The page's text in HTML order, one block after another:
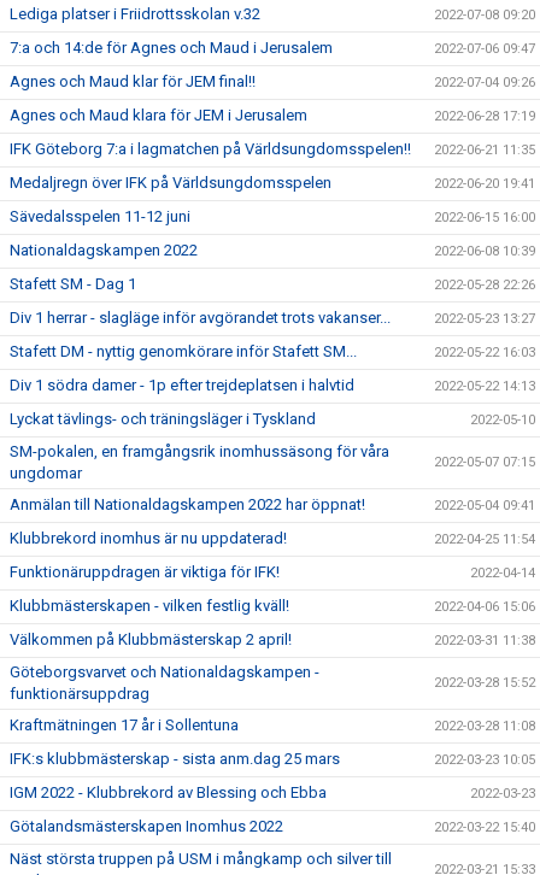
Lediga platser i Friidrottsskolan v.32 2022-07-08 09:20
7:a och 14:de för Agnes och Maud i Jerusalem 2022-07-06 09:47
Agnes och Maud klar för JEM final!! 2022-07-04 09:26
Agnes och Maud klara för JEM i Jerusalem 2022-06-28 17:19
IFK Göteborg 7:a i lagmatchen på Världsungdomsspelen!! 2022-06-21 11:35
Medaljregn över IFK på Världsungdomsspelen 2022-06-20 19:41
Sävedalsspelen 11-12 juni 2022-06-15 16:00
Nationaldagskampen 2022 2022-06-08 10:39
Stafett SM - Dag 1 2022-05-28 22:26
Div 1 herrar - slagläge inför avgörandet trots vakanser... 2022-05-23 13:27
Stafett DM - nyttig genomkörare inför Stafett SM... 2022-05-22 16:03
Div 1 södra damer - 1p efter trejdeplatsen i halvtid 2022-05-22 14:13
Lyckat tävlings- och träningsläger i Tyskland 2022-05-10
SM-pokalen, en framgångsrik inomhussäsong för våra
ungdomar
2022-05-07 07:15
Anmälan till Nationaldagskampen 2022 har öppnat! 2022-05-04 09:41
Klubbrekord inomhus är nu uppdaterad! 2022-04-25 11:54
Funktionäruppdragen är viktiga för IFK! 2022-04-14
Klubbmästerskapen - vilken festlig kväll! 2022-04-06 15:06
Välkommen på Klubbmästerskap 2 april! 2022-03-31 11:38
Göteborgsvarvet och Nationaldagskampen -
funktionärsuppdrag
2022-03-28 15:52
Kraftmätningen 17 år i Sollentuna 2022-03-28 11:08
IFK:s klubbmästerskap - sista anm.dag 25 mars 2022-03-23 10:05
IGM 2022 - Klubbrekord av Blessing och Ebba 2022-03-23
Götalandsmästerskapen Inomhus 2022 2022-03-22 15:40
Näst största truppen på USM i mångkamp och silver till
2022-03-21 15:33